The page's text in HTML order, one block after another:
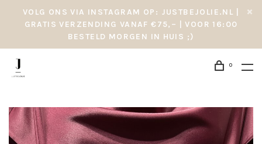
VOLG ONS VIA INSTAGRAM OP: JUSTBEJOLIE.NL |
GRATIS VERZENDING VANAF €75,– | VOOR 16:00
BESTELD MORGEN IN HUIS ;)
0